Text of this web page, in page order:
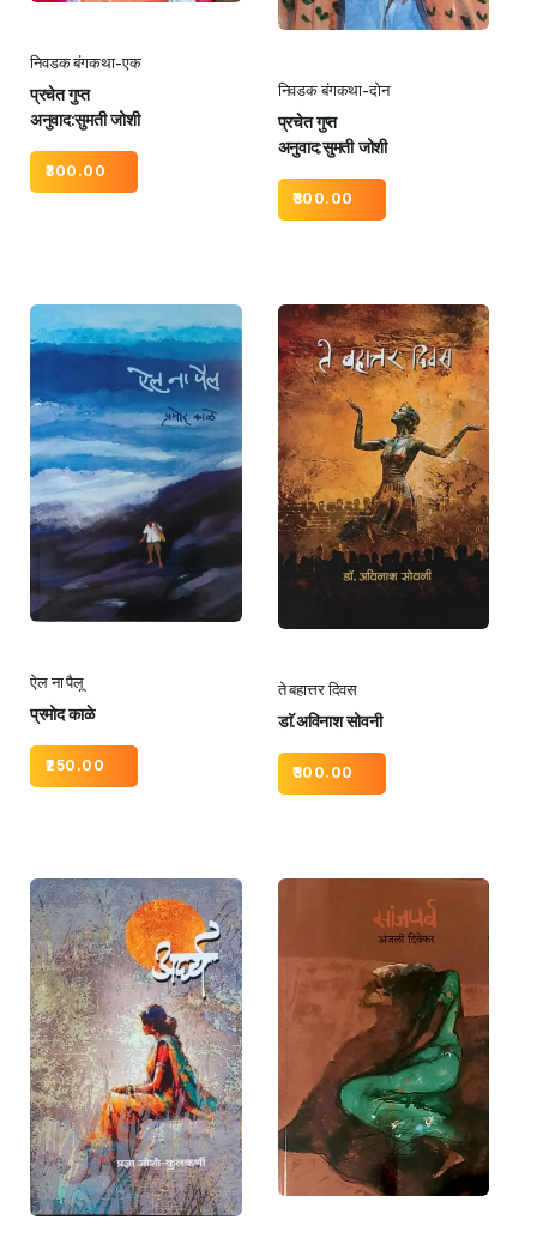
निवडक बंगकथा-एक
प्रचेत गुप्त
अनुवाद:सुमती जोशी
300.00
निवडक बंगकथा-दोन
प्रचेत गुप्त
अनुवाद:सुमती जोशी
300.00
ऐल ना पैलू
प्रमोद काळे
250.00
ते बहात्तर दिवस
डाॅ.अविनाश सोवनी
300.00